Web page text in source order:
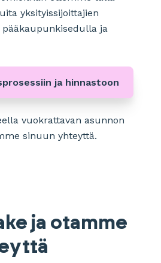
yksityissijoittajien
ja
ja hinnastoon
vuokrattavan asunnon
sinuun yhteyttä.
ja otamme